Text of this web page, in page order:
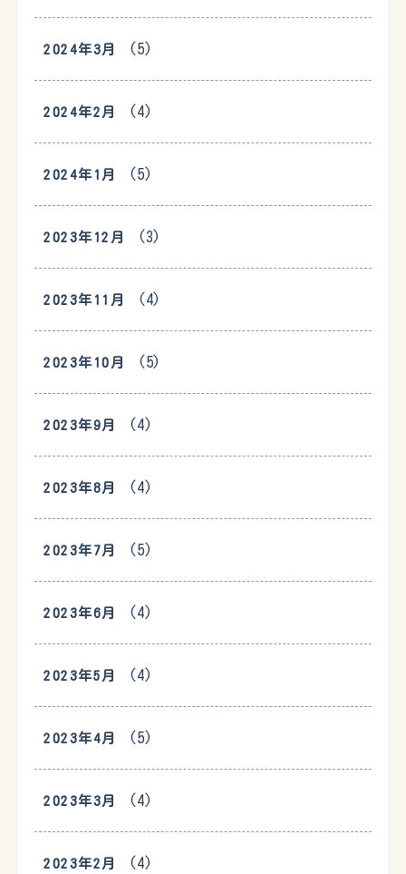
2024年3月 (5)
2024年2月 (4)
2024年1月 (5)
2023年12月 (3)
2023年11月 (4)
2023年10月 (5)
2023年9月 (4)
2023年8月 (4)
2023年7月 (5)
2023年6月 (4)
2023年5月 (4)
2023年4月 (5)
2023年3月 (4)
2023年2月 (4)